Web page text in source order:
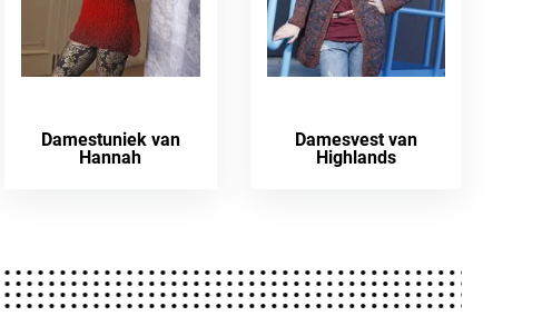
Damestuniek van
Hannah
Damesvest van
Highlands